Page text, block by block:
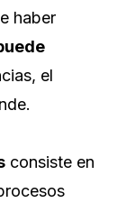
haber
el
consiste en